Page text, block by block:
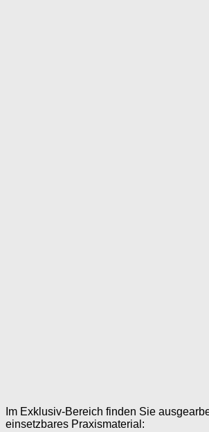
Im Exklusiv-Bereich finden Sie
einsetzbares Praxismaterial: